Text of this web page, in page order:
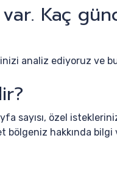
Kaç
analiz ediyoruz ve
sayısı, özel
hakkında bilgi